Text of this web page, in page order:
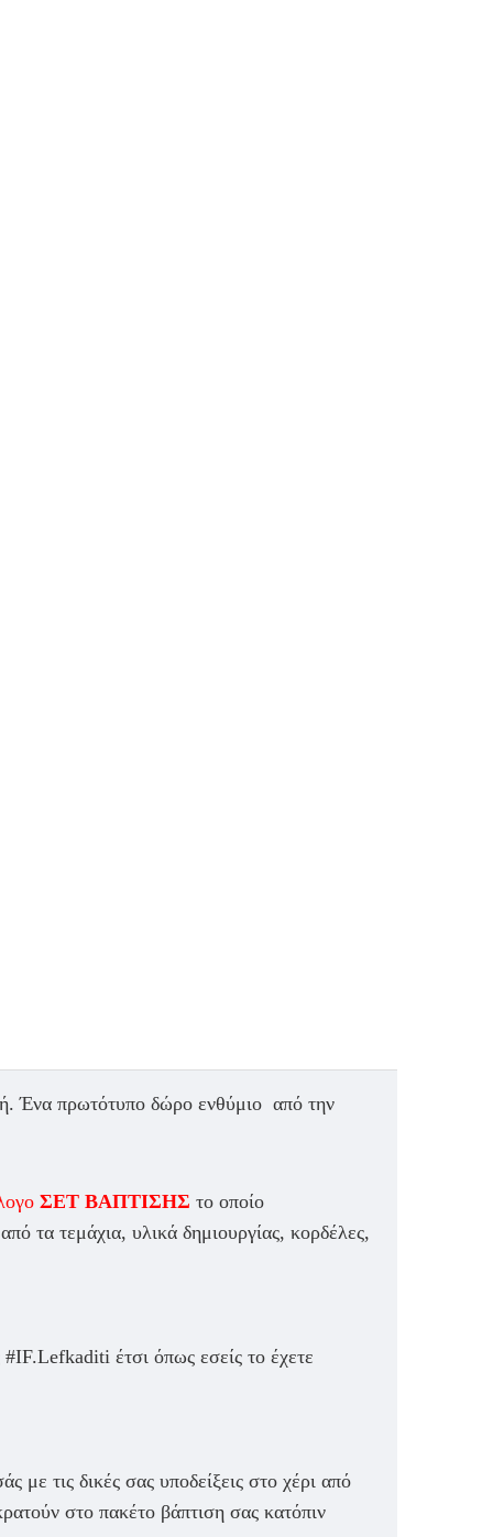
Ένα πρωτότυπο δώρο ενθύμιο από την
ΣΕΤ ΒΑΠΤΙΣΗΣ το οποίο
τα τεμάχια, υλικά δημιουργίας, κορδέλες,
έτσι όπως εσείς το έχετε
με τις δικές σας υποδείξεις στο χέρι από
στο πακέτο βάπτιση σας κατόπιν